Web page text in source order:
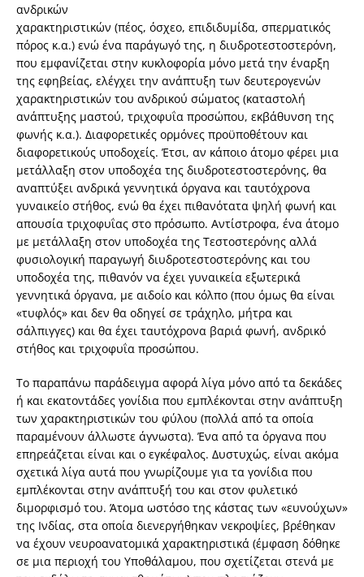
ανδρικών
χαρακτηριστικών (πέος, όσχεο, επιδιδυμίδα, σπερματικός
πόρος κ.α.) ενώ ένα παράγωγό της, η διυδροτεστοστερόνη,
που εμφανίζεται στην κυκλοφορία μόνο μετά την έναρξη
της εφηβείας, ελέγχει την ανάπτυξη των δευτερογενών
χαρακτηριστικών του ανδρικού σώματος (καταστολή
ανάπτυξης μαστού, τριχοφυΐα προσώπου, εκβάθυνση της
φωνής κ.α.). Διαφορετικές ορμόνες προϋποθέτουν και
διαφορετικούς υποδοχείς. Έτσι, αν κάποιο άτομο φέρει μια
μετάλλαξη στον υποδοχέα της διυδροτεστοστερόνης, θα
αναπτύξει ανδρικά γεννητικά όργανα και ταυτόχρονα
γυναικείο στήθος, ενώ θα έχει πιθανότατα ψηλή φωνή και
απουσία τριχοφυΐας στο πρόσωπο. Αντίστροφα, ένα άτομο
με μετάλλαξη στον υποδοχέα της Τεστοστερόνης αλλά
φυσιολογική παραγωγή διυδροτεστοστερόνης και του
υποδοχέα της, πιθανόν να έχει γυναικεία εξωτερικά
γεννητικά όργανα, με αιδοίο και κόλπο (που όμως θα είναι
«τυφλός» και δεν θα οδηγεί σε τράχηλο, μήτρα και
σάλπιγγες) και θα έχει ταυτόχρονα βαριά φωνή, ανδρικό
στήθος και τριχοφυΐα προσώπου.
Το παραπάνω παράδειγμα αφορά λίγα μόνο από τα δεκάδες
ή και εκατοντάδες γονίδια που εμπλέκονται στην ανάπτυξη
των χαρακτηριστικών του φύλου (πολλά από τα οποία
παραμένουν άλλωστε άγνωστα). Ένα από τα όργανα που
επηρεάζεται είναι και ο εγκέφαλος. Δυστυχώς, είναι ακόμα
σχετικά λίγα αυτά που γνωρίζουμε για τα γονίδια που
εμπλέκονται στην ανάπτυξή του και στον φυλετικό
διμορφισμό του. Άτομα ωστόσο της κάστας των «ευνούχων»
της Ινδίας, στα οποία διενεργήθηκαν νεκροψίες, βρέθηκαν
να έχουν νευροανατομικά χαρακτηριστικά (έμφαση δόθηκε
σε μια περιοχή του Υποθάλαμου, που σχετίζεται στενά με